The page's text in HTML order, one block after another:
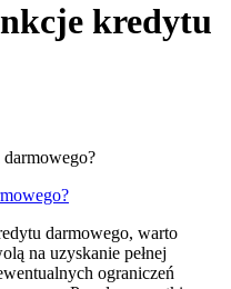
kredytu
darmowego, warto
na uzyskanie pełnej
ograniczeń